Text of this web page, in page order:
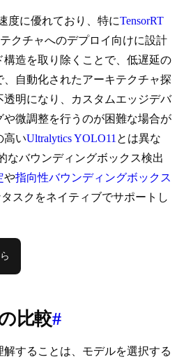
度に優れており、特にTensorRT
クチャへのデプロイ向けに設計
造を取り除くことで、低遅延の
自動化されたアーキテクチャ探
明になり、カスタムエッジデバ
微調整を行うのが困難な場合が
高いUltralytics YOLO11 とは異な
なバウンディングボックス検出
や指向性バウンディングボックス
スクをネイティブでサポートし
比較#
することは、モデルを選択する